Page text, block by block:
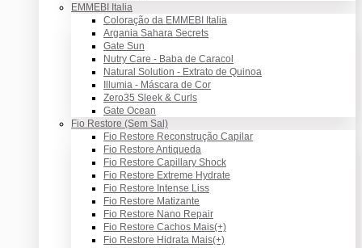
EMMEBI Italia
Coloração da EMMEBI Italia
Argania Sahara Secrets
Gate Sun
Nutry Care - Baba de Caracol
Natural Solution - Extrato de Quinoa
Illumia - Máscara de Cor
Zero35 Sleek & Curls
Gate Ocean
Fio Restore (Sem Sal)
Fio Restore Reconstrução Capilar
Fio Restore Antiqueda
Fio Restore Capillary Shock
Fio Restore Extreme Hydrate
Fio Restore Intense Liss
Fio Restore Matizante
Fio Restore Nano Repair
Fio Restore Cachos Mais(+)
Fio Restore Hidrata Mais(+)